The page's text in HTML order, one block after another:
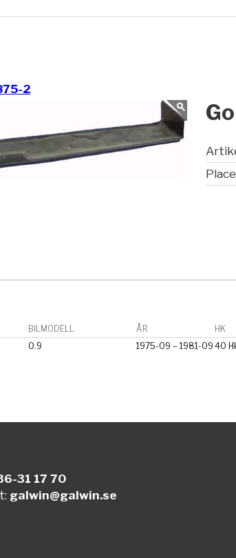
2
BILMODELL ÅR HK
0.9 1975-09 – 1981-09 40
31 17 70
galwin@galwin.se